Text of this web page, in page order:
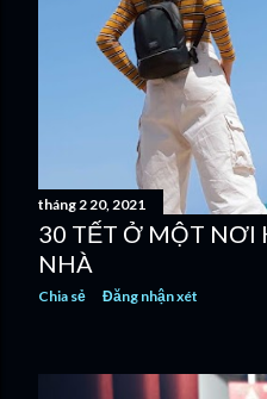
tháng 2 20, 2021
30 TẾT Ở MỘT NƠI
NHÀ
Chia sẻ Đăng nhận xét